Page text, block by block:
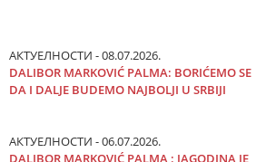
АКТУЕЛНОСТИ - 08.07.2026.
DALIBOR MARKOVIĆ PALMA: BORIĆEMO SE
DA I DALJE BUDEMO NAJBOLJI U SRBIJI
АКТУЕЛНОСТИ - 06.07.2026.
DALIBOR MARKOVIĆ PALMA : JAGODINA JE